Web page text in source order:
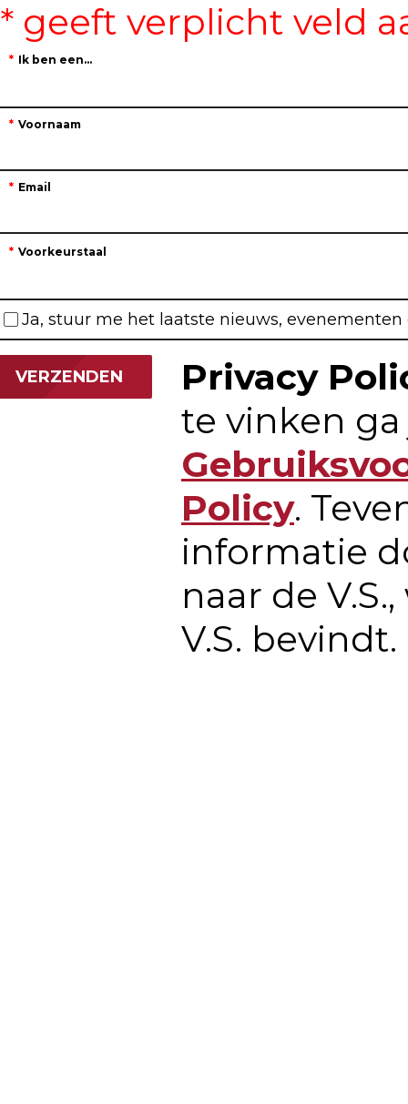
Ik ben een...
Voornaam
Email
Voorkeurstaal
Ja, stuur me het laatste nieuws,
Privacy
te vinken
Policy.
informatie
naar de
V.S. bevindt.